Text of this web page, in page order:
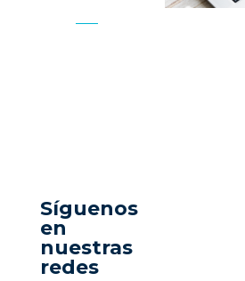
Síguenos
en
nuestras
redes